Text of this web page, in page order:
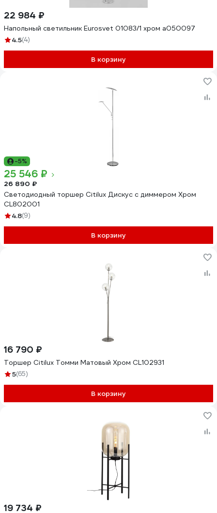
22 984 ₽
Напольный светильник Eurosvet 01083/1 хром a050097
4.5(4)
В корзину
-5%
25 546 ₽
26 890 ₽
Светодиодный торшер Citilux Дискус с диммером Хром
CL802001
4.8(9)
В корзину
16 790 ₽
Торшер Citilux Томми Матовый Хром CL102931
5(65)
В корзину
19 734 ₽